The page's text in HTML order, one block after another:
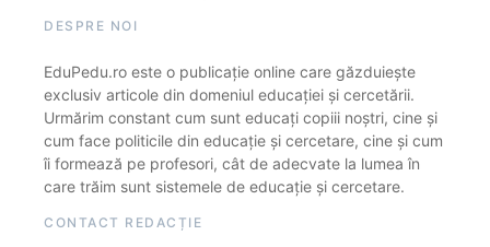
DESPRE NOI
EduPedu.ro este o publicație online care găzduiește
exclusiv articole din domeniul educației și cercetării.
Urmărim constant cum sunt educați copiii noștri, cine și
cum face politicile din educație și cercetare, cine și cum
îi formează pe profesori, cât de adecvate la lumea în
care trăim sunt sistemele de educație și cercetare.
CONTACT REDACȚIE